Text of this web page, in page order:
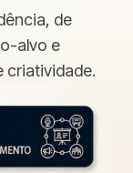
de
alvo e
criatividade.